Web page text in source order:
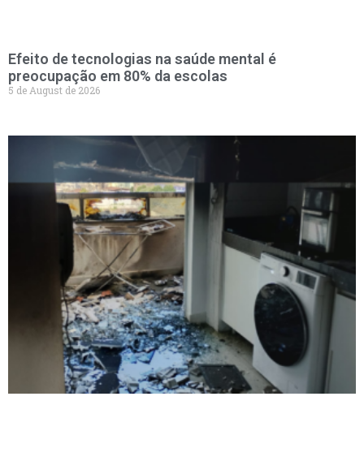
Efeito de tecnologias na saúde mental é
preocupação em 80% da escolas
5 de August de 2026